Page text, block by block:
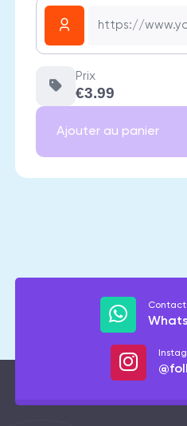
Prix
€3.99
Ajouter au panier
Contact